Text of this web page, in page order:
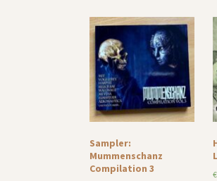
Sampler:
Mummenschanz
Compilation 3
€